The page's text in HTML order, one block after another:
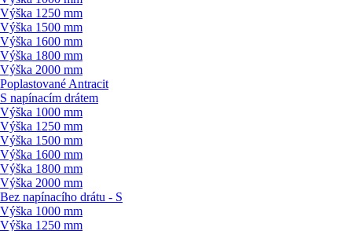
Výška 1250 mm
Výška 1500 mm
Výška 1600 mm
Výška 1800 mm
Výška 2000 mm
Poplastované Antracit
S napínacím drátem
Výška 1000 mm
Výška 1250 mm
Výška 1500 mm
Výška 1600 mm
Výška 1800 mm
Výška 2000 mm
Bez napínacího drátu - S
Výška 1000 mm
Výška 1250 mm